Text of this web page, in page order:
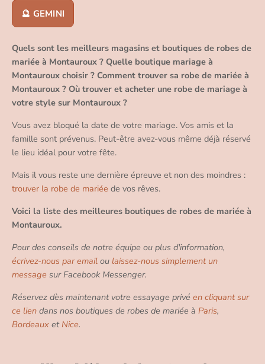
🔮 GEMINI
Quels sont les meilleurs magasins et boutiques de robes de
mariée à Montauroux ? Quelle boutique mariage à
Montauroux choisir ? Comment trouver sa robe de mariée à
Montauroux ? Où trouver et acheter une robe de mariage à
votre style sur Montauroux ?
Vous avez bloqué la date de votre mariage. Vos amis et la
famille sont prévenus. Peut-être avez-vous même déjà réservé
le lieu idéal pour votre fête.
Mais il vous reste une dernière épreuve et non des moindres :
trouver la robe de mariée de vos rêves.
Voici la liste des meilleures boutiques de robes de mariée à
Montauroux.
Pour des conseils de notre équipe ou plus d'information,
écrivez-nous par emailou laissez-nous simplement un
message sur Facebook Messenger.
Réservez dès maintenant votre essayage privé en cliquant sur
ce liendans nos boutiques de robes de mariée à Paris,
BordeauxetNice.